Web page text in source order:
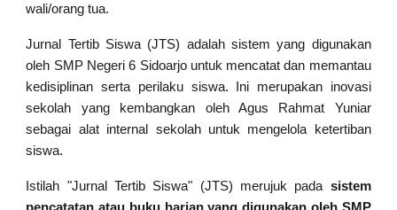
wali/orang tua.
Jurnal Tertib Siswa (JTS) adalah sistem yang digunakan
oleh SMP Negeri 6 Sidoarjo untuk mencatat dan memantau
kedisiplinan serta perilaku siswa. Ini merupakan inovasi
sekolah yang
kembangkan oleh Agus Rahmat Yuniar
sebagai alat internal sekolah untuk mengelola ketertiban
siswa.
Istilah "Jurnal Tertib Siswa" (JTS) merujuk pada sistem
pencatatan atau buku harian yang digunakan oleh SMP